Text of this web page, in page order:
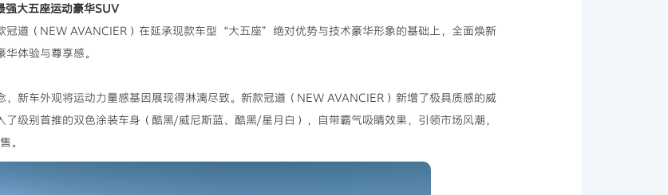
强大五座运动豪华SUV
冠道（NEW AVANCIER）在延承现款车型“大五座”绝对优势与技术豪华形象的基础上，全面焕新
体验与尊享感。
新车外观将运动力量感基因展现得淋漓尽致。新款冠道（NEW AVANCIER）新增了极具质感的威
级别首推的双色涂装车身（酷黑/威尼斯蓝、酷黑/星月白），自带霸气吸睛效果，引领市场风潮，
。